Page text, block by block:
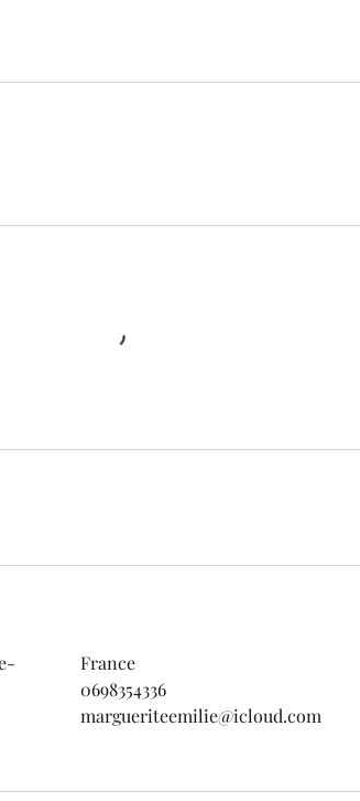
France
0698354336
margueriteemilie@icloud.com